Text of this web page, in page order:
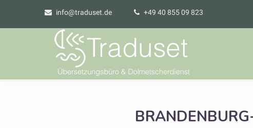
info@traduset.de +49 40 855 09 823